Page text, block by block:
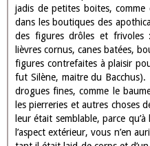
choix et les programmes de
Prologue de
Texte:
Buveurs très illustres, et vous
vous, non aux autres, que je
dialogue de intitulé le